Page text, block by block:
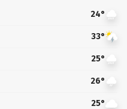
24°
33°
25°
26°
25°